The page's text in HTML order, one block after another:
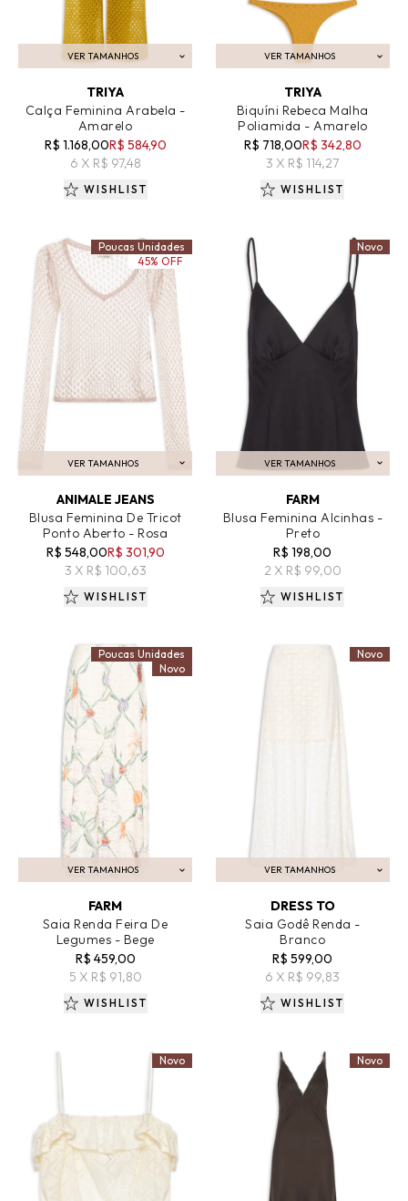
VER TAMANHOS
ADICIONAR AO CARRINHO
TRIYA
Calça Feminina Arabela -
Amarelo
R$ 1.168,00R$ 584,90
6 X R$ 97,48
WISHLIST
VER TAMANHOS
ADICIONAR AO CARRINHO
TRIYA
Biquíni Rebeca Malha
Poliamida - Amarelo
R$ 718,00R$ 342,80
3 X R$ 114,27
WISHLIST
VER TAMANHOS
ADICIONAR AO CARRINHO
ANIMALE JEANS
Blusa Feminina De Tricot
Ponto Aberto - Rosa
R$ 548,00R$ 301,90
3 X R$ 100,63
Poucas Unidades
45% OFF
WISHLIST
VER TAMANHOS
ADICIONAR AO CARRINHO
FARM
Blusa Feminina Alcinhas -
Preto
R$ 198,00
2 X R$ 99,00
Novo
WISHLIST
VER TAMANHOS
ADICIONAR AO CARRINHO
FARM
Saia Renda Feira De
Legumes - Bege
R$ 459,00
5 X R$ 91,80
Poucas Unidades
Novo
WISHLIST
VER TAMANHOS
ADICIONAR AO CARRINHO
DRESS TO
Saia Godê Renda -
Branco
R$ 599,00
6 X R$ 99,83
Novo
WISHLIST
Novo Novo